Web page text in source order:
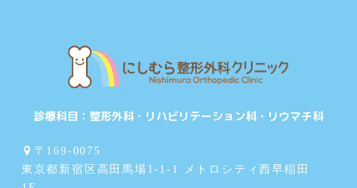
診療科目： 整形外科・リハビリテーション科・リウマチ科
〒169-0075
東京都新宿区高田馬場1-1-1 メトロシティ西早稲田